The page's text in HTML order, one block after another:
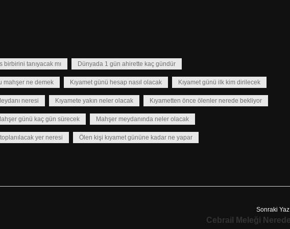
birbirini tanıyacak mı Dünyada 1 gün ahirette kaç gündür
mahşer ne demek Kıyamet günü hesap nasıl olacak Kıyamet günü ilk kim dirilecek
neresi Kıyamete yakın neler olacak Kıyametten önce ölenler nerede bekliyor
günü kaç gün sürecek Mahşer meydanında neler olacak
yer neresi Ölen kişi kıyamet gününe kadar ne yapar
Sonraki
Cebrail Meleği